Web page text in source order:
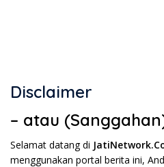
Disclaimer
– atau
Selamat datang di
menggunakan portal berita ini,